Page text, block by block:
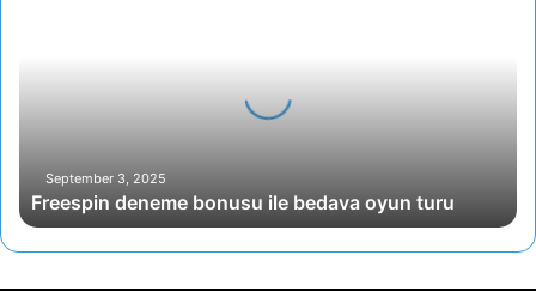
September 3, 2025
Freespin deneme bonusu ile bedava oyun turu